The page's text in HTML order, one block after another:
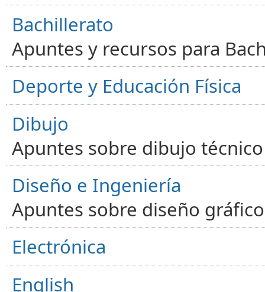
Bachillerato
Apuntes y recursos para
Deporte y Educación Física
Dibujo
Apuntes sobre dibujo
Diseño e Ingeniería
Apuntes sobre diseño
Electrónica
English